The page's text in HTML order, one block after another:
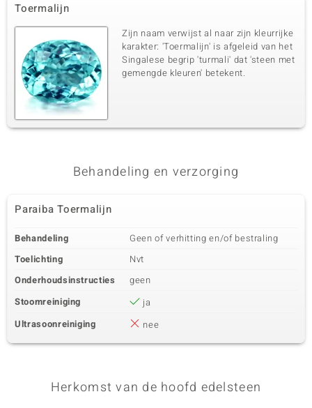
Toermalijn
Zijn naam verwijst al naar zijn kleurrijke
karakter: 'Toermalijn' is afgeleid van het
Singalese begrip 'turmali' dat 'steen met
gemengde kleuren' betekent.
Behandeling en verzorging
Paraiba Toermalijn
Behandeling
Geen of verhitting en/of bestraling
Toelichting
Nvt
Onderhoudsinstructies
geen
Stoomreiniging
ja
Ultrasoonreiniging
nee
Herkomst van de hoofd edelsteen